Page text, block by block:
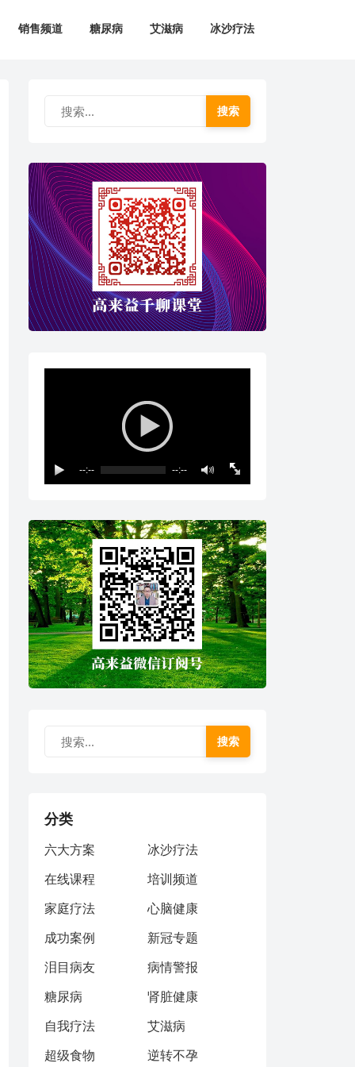
销售频道 糖尿病 艾滋病 冰沙疗法
搜索
--:-- --:--
搜索
分类
六大方案
冰沙疗法
在线课程
培训频道
家庭疗法
心脑健康
成功案例
新冠专题
泪目病友
病情警报
糖尿病
肾脏健康
自我疗法
艾滋病
超级食物
逆转不孕